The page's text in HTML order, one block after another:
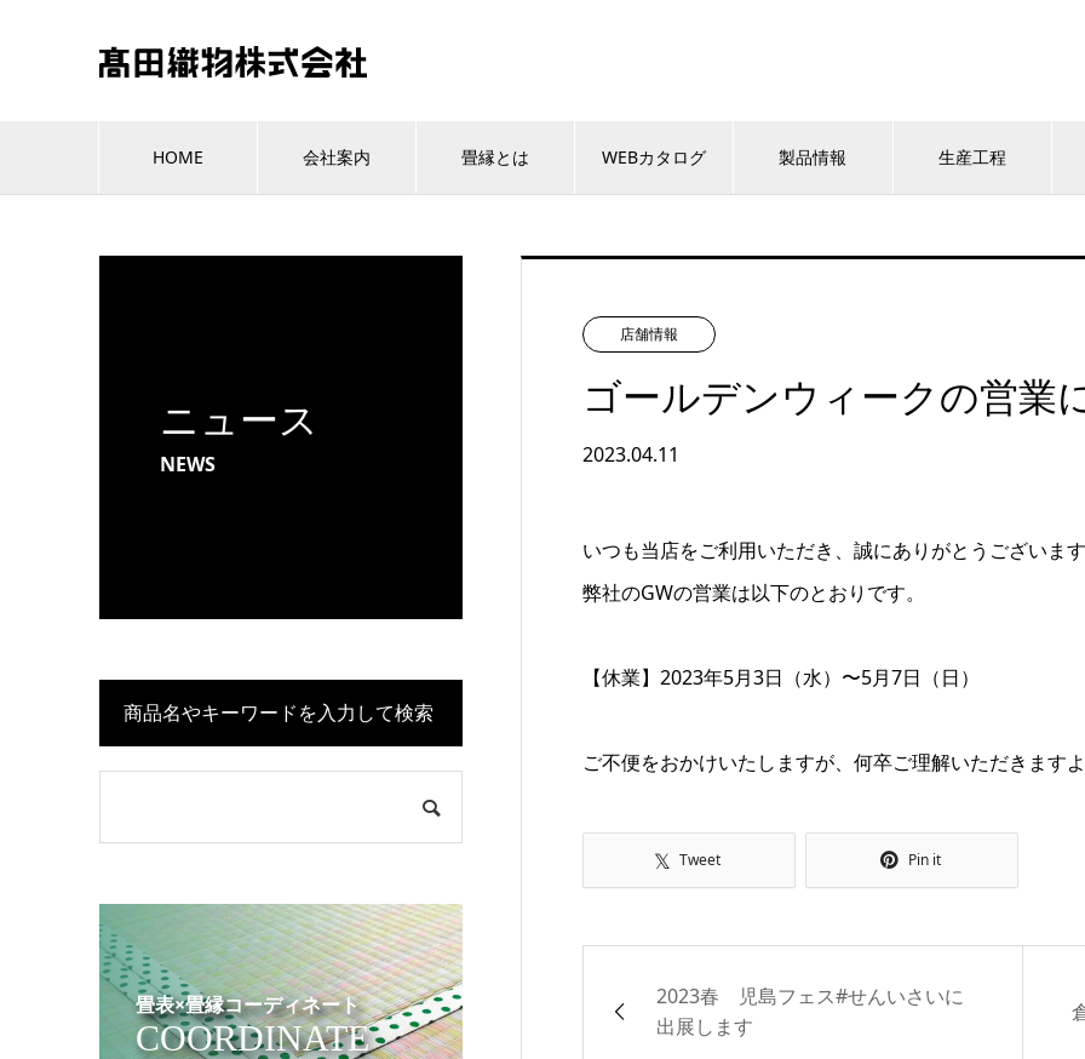
HOME 会社案内 畳縁とは WEBカタログ 製品情報 生産工程
ニュース
NEWS
店舗情報
ゴールデンウィークの営業
2023.04.11
いつも当店をご利用いただき、誠にありがとうございま
弊社のGWの営業は以下のとおりです。
【休業】2023年5月3日（水）〜5月7日（日）
ご不便をおかけいたしますが、何卒ご理解いただきます
Tweet Pin it
2023春 児島フェス#せんいさいに
出展します
商品名やキーワードを入力して検索
畳表×畳縁コーディネート
COORDINATE